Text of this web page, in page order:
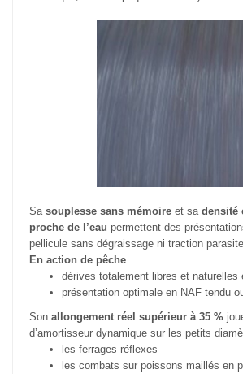
Sa souplesse sans mémoire et sa densité
proche de l’eau permettent des
pellicule sans dégraissage ni traction parasite.
En action de pêche
dérives totalement libres et naturelles
présentation optimale en NAF tendu
Son allongement réel supérieur à 35 %
d’amortisseur dynamique sur les petits
les ferrages réflexes
les combats sur poissons maillés en